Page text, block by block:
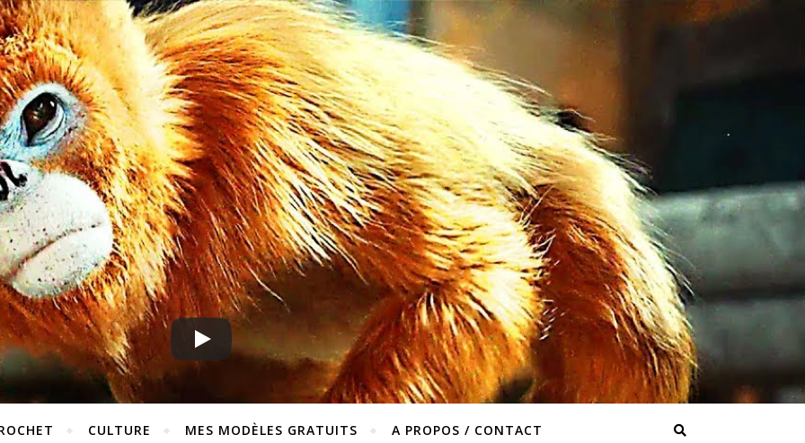
Culture – Tricot – DIY
CULTURE MES MODÈLES GRATUITS A PROPOS / CONTACT